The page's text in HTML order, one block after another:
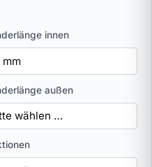
innen
außen